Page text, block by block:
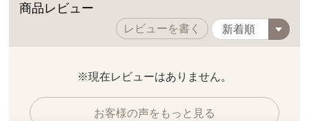
商品レビュー
レビューを書く
※現在レビューはありません。
お客様の声をもっと見る